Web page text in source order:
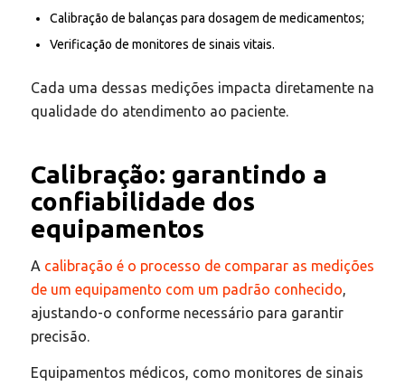
Calibração de balanças para dosagem de medicamentos;
Verificação de monitores de sinais vitais.
Cada uma dessas medições impacta diretamente na
qualidade do atendimento ao paciente.​
Calibração: garantindo a
confiabilidade dos
equipamentos
A calibração é o processo de comparar as medições
de um equipamento com um padrão conhecido,
ajustando-o conforme necessário para garantir
precisão.
Equipamentos médicos, como monitores de sinais